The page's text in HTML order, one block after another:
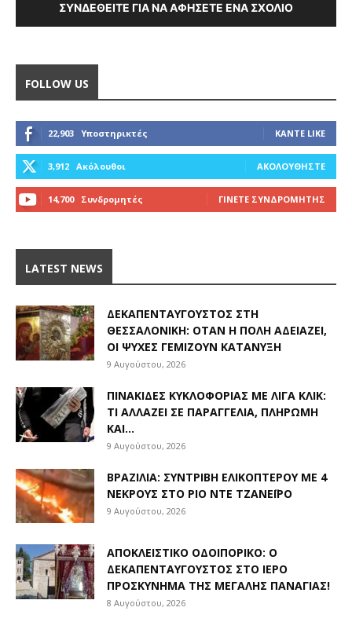
ΣΥΝΔΕΘΕΊΤΕ ΓΙΑ ΝΑ ΑΦΉΣΕΤΕ ΈΝΑ ΣΧΌΛΙΟ
FOLLOW US
22,903 Υποστηρικτές ΚΆΝΤΕ LIKE
3,912 Ακόλουθοι ΑΚΟΛΟΥΘΉΣΤΕ
14,700 Συνδρομητές ΓΊΝΕΤΕ ΣΥΝΔΡΟΜΗΤΉΣ
LATEST NEWS
ΔΕΚΑΠΕΝΤΑΎΓΟΥΣΤΟΣ ΣΤΗ
ΘΕΣΣΑΛΟΝΊΚΗ: ΌΤΑΝ Η ΠΌΛΗ ΑΔΕΙΆΖΕΙ,
ΟΙ ΨΥΧΈΣ ΓΕΜΊΖΟΥΝ ΚΑΤΆΝΥΞΗ
9 Αυγούστου, 2026
ΠΙΝΑΚΊΔΕΣ ΚΥΚΛΟΦΟΡΊΑΣ ΜΕ ΛΊΓΑ ΚΛΙΚ:
ΤΙ ΑΛΛΆΖΕΙ ΣΕ ΠΑΡΑΓΓΕΛΊΑ, ΠΛΗΡΩΜΉ
ΚΑΙ...
9 Αυγούστου, 2026
ΒΡΑΖΙΛΊΑ: ΣΥΝΤΡΙΒΉ ΕΛΙΚΟΠΤΈΡΟΥ ΜΕ 4
ΝΕΚΡΟΎΣ ΣΤΟ ΡΊΟ ΝΤΕ ΤΖΑΝΈΙΡΟ
9 Αυγούστου, 2026
ΑΠΟΚΛΕΙΣΤΙΚΟ ΟΔΟΙΠΟΡΙΚΟ: Ο
ΔΕΚΑΠΕΝΤΑΎΓΟΥΣΤΟΣ ΣΤΟ ΙΕΡΌ
ΠΡΟΣΚΎΝΗΜΑ ΤΗΣ ΜΕΓΆΛΗΣ ΠΑΝΑΓΊΑΣ!
8 Αυγούστου, 2026